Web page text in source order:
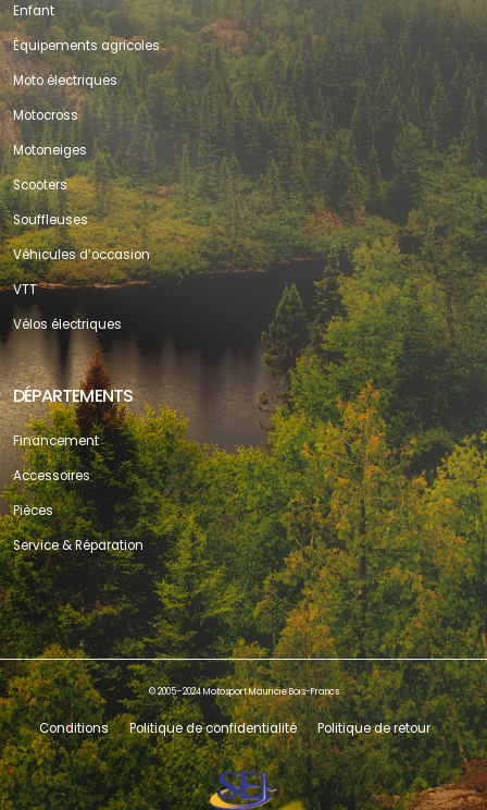
Enfant
Équipements agricoles
Moto électriques
Motocross
Motoneiges
Scooters
Souffleuses
Véhicules d’occasion
VTT
Vélos électriques
DÉPARTEMENTS
Financement
Accessoires
Pièces
Service & Réparation
© 2005–2024 Motosport Mauricie Bois-Francs
Conditions Politique de confidentialité Politique de retour